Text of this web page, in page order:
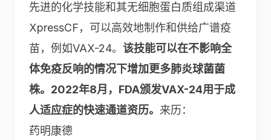
先进的化学技能和其无细胞蛋白质组成渠道
XpressCF，可以高效地制作和供给广谱疫
苗，例如VAX-24。 该技能可以在不影响全
体免疫反响的情况下增加更多肺炎球菌菌
株。 2022年8月，FDA颁发VAX-24用于成
人适应症的快速通道资历。 来历：
药明康德